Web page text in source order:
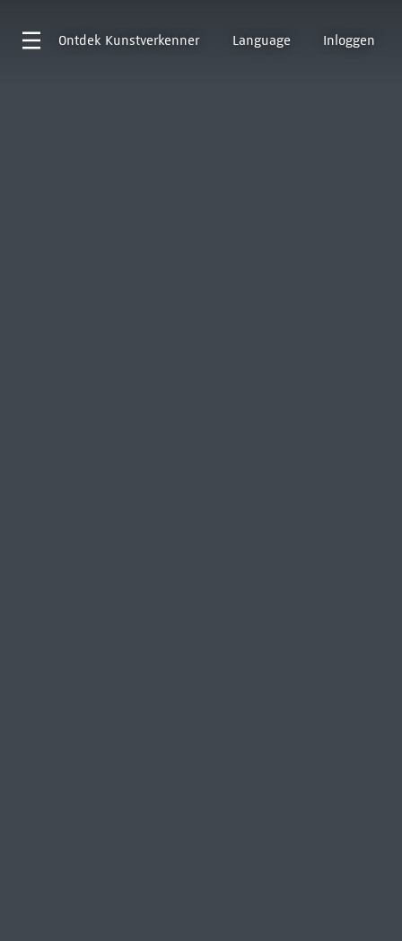
Ontdek Kunstverkenner Language Inloggen